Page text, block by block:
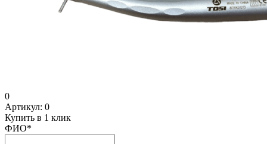
0
Артикул: 0
Купить в 1 клик
ФИО*